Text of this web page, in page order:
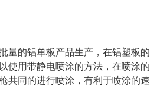
量的铝单板产品生产，在铝塑板的
使用带静电喷涂的方法，在喷涂的
共同的进行喷涂，有利于喷涂的速